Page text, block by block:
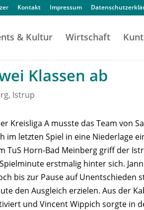
Kontakt Impressum
& Kultur Wirtschaft
Klassen ab
, Istrup
Kreisliga A musste das Team von
im letzten Spiel in eine Niederlage
TuS Horn-Bad Meinberg griff der
erstmalig hinter sich.
bis zur Pause auf Unentschieden
den Ausgleich erzielen. Aus der
und Vincent Wippich sorgte in